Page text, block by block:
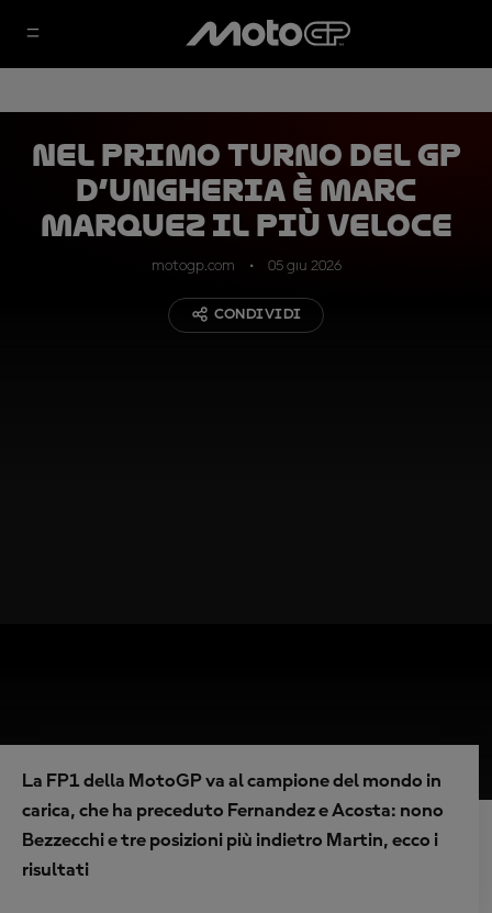
Nel primo turno del GP
d’Ungheria è Marc
Marquez il più veloce
motogp.com 05 giu 2026
CONDIVIDI
La FP1 della MotoGP va al campione del mondo in
carica, che ha preceduto Fernandez e Acosta: nono
Bezzecchi e tre posizioni più indietro Martin, ecco i
risultati